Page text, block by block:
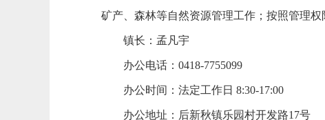
矿产、森林等自然资源管理工作；按照管理
镇长：孟凡宇
办公电话：0418-7755099
办公时间：法定工作日 8:30-17:00
办公地址：后新秋镇乐园村开发路17号